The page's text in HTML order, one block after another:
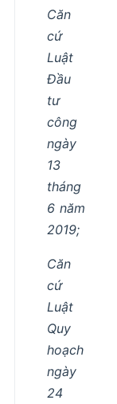
Căn
cứ
Luật
Đầu
tư
công
ngày
13
tháng
6 năm
2019;
Căn
cứ
Luật
Quy
hoạch
ngày
24